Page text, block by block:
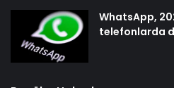
WhatsApp,
telefonlarda